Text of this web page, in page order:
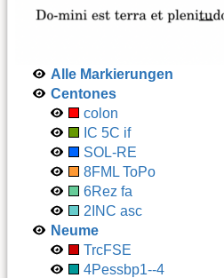
Alle Markierungen
Centones
colon
IC 5C if
SOL-RE
8FML ToPo
6Rez fa
2INC asc
Neume
TrcFSE
4Pessbp1--4